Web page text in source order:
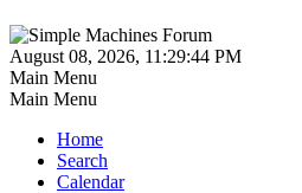
August 08, 2026, 11:29:44 PM
Main Menu
Main Menu
Home
Search
Calendar